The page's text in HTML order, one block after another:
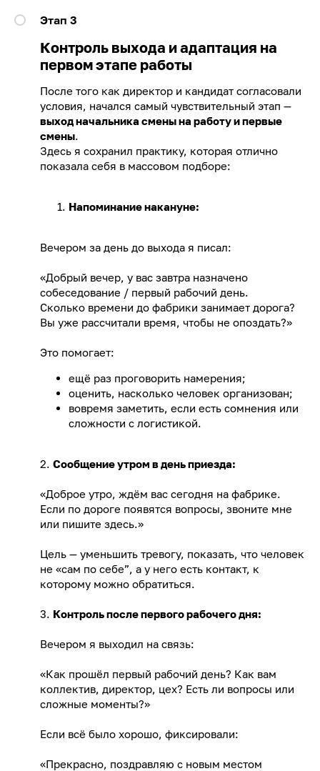
Этап 3
Контроль выхода и адаптация на
первом этапе работы
После того как директор и кандидат согласовали
условия, начался самый чувствительный этап —
выход начальника смены на работу и первые
смены.
Здесь я сохранил практику, которая отлично
показала себя в массовом подборе:
Напоминание накануне:
Вечером за день до выхода я писал:
«Добрый вечер, у вас завтра назначено
собеседование / первый рабочий день.
Сколько времени до фабрики занимает дорога?
Вы уже рассчитали время, чтобы не опоздать?»
Это помогает:
ещё раз проговорить намерения;
оценить, насколько человек организован;
вовремя заметить, если есть сомнения или
сложности с логистикой.
2. Сообщение утром в день приезда:
«Доброе утро, ждём вас сегодня на фабрике.
Если по дороге появятся вопросы, звоните мне
или пишите здесь.»
Цель — уменьшить тревогу, показать, что человек
не «сам по себе”, а у него есть контакт, к
которому можно обратиться.
3. Контроль после первого рабочего дня:
Вечером я выходил на связь:
«Как прошёл первый рабочий день? Как вам
коллектив, директор, цех? Есть ли вопросы или
сложные моменты?»
Если всё было хорошо, фиксировали:
«Прекрасно, поздравляю с новым местом